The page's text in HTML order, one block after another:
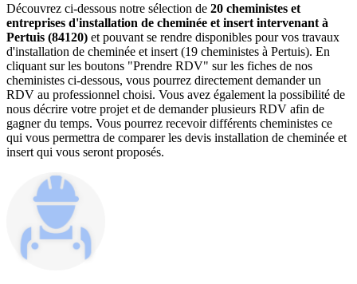
Découvrez ci-dessous notre sélection de 20 cheministes et
entreprises d'installation de cheminée et insert intervenant à
Pertuis (84120) et pouvant se rendre disponibles pour vos travaux
d'installation de cheminée et insert (19 cheministes à Pertuis). En
cliquant sur les boutons "Prendre RDV" sur les fiches de nos
cheministes ci-dessous, vous pourrez directement demander un
RDV au professionnel choisi. Vous avez également la possibilité de
nous décrire votre projet et de demander plusieurs RDV afin de
gagner du temps. Vous pourrez recevoir différents cheministes ce
qui vous permettra de comparer les devis installation de cheminée et
insert qui vous seront proposés.